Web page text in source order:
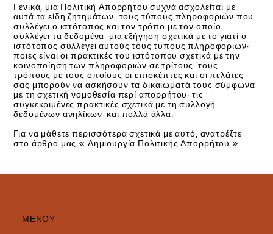
Γενικά, μια Πολιτική Απορρήτου συχνά ασχολείται με
αυτά τα είδη ζητημάτων: τους τύπους πληροφοριών που
συλλέγει ο ιστότοπος και τον τρόπο με τον οποίο
συλλέγει τα δεδομένα· μια εξήγηση σχετικά με το γιατί ο
ιστότοπος συλλέγει αυτούς τους τύπους πληροφοριών·
ποιες είναι οι πρακτικές του ιστότοπου σχετικά με την
κοινοποίηση των πληροφοριών σε τρίτους· τους
τρόπους με τους οποίους οι επισκέπτες και οι πελάτες
σας μπορούν να ασκήσουν τα δικαιώματά τους σύμφωνα
με τη σχετική νομοθεσία περί απορρήτου· τις
συγκεκριμένες πρακτικές σχετικά με τη συλλογή
δεδομένων ανηλίκων· και πολλά άλλα.
Για να μάθετε περισσότερα σχετικά με αυτό, ανατρέξτε
στο άρθρο μας « Δημιουργία Πολιτικής Απορρήτου ».
ΜΕΝΟΥ